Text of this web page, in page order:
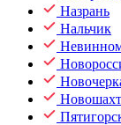
Назрань
Нальчик